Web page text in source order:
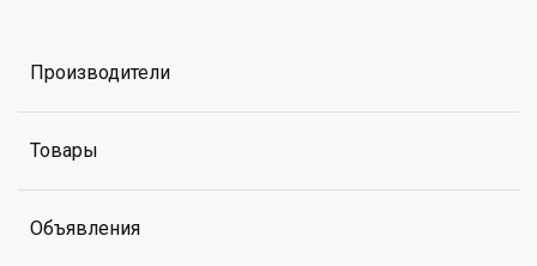
Производители
Товары
Объявления